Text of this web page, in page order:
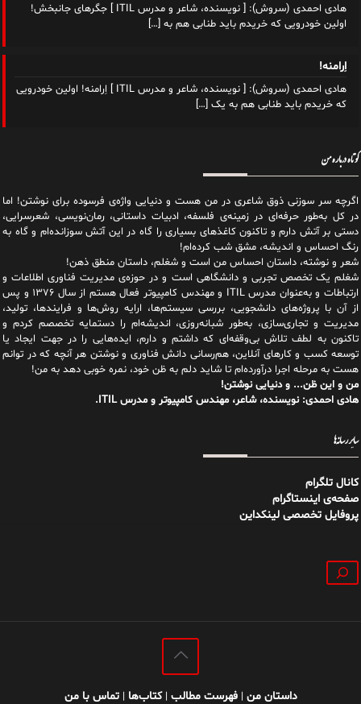
هادی احمدی (سروش): [ نویسنده، شاعر و مدرس ITIL ] جگرهای جانبخش!
اولین خودرویی که خریدم باید طنابی هم به […]
اِرامنه!
هادی احمدی (سروش): [ نویسنده، شاعر و مدرس ITIL ] اِرامنه! اولین خودرویی
که خریدم باید طنابی هم به یک […]
کوتاه درباره من
اگرچه سر سوزنی ذوق شاعری در من هست و دنیایی واژه‌‌ی فرسوده برای نوشتن! اما
در کل به‌طور حرفه‌ای در زمینه‌ی فلسفه، ادبیات داستانی، رمان‌نویسی، شعرسرایی،
دستی بر آتش دارم و تاکنون کاغذهای بسیاری را گاه در این آتش سوزانده‌ام و گاه به
رنگ احساس و اندیشه، مشق شب کرده‌ام!
شعر و نوشته، داستان احساس من است و شغلم، داستان منطق ذهن!
شغلم یک تخصص تجربی و دانشگاهی است و در حوزه‌ی مدیریت فناوری اطلاعات و
ارتباطات و به‌عنوان مدرس ITIL و مهندس کامپیوتر فعال هستم از سال ۱۳۷۶ و پس
از آن با پروژه‌های دانشجویی، بررسی سیستم‌ها، ارایه روش‌ها و فرایندها، تولید،
مدیریت و تجاری‌سازی، به‌طور شبانه‌روزی، اندیشه‌ام را دستمایه تخصصم کردم و
تاکنون به لطف تلاش بی‌وقفه‌ای که داشتم و دارم، اید‌ه‌هایی را در جهت ایجاد یا
توسعه کسب و کارهای آنلاین، هم‌رسانی دانش فناوری و نوشتن هر آنچه که در توانم
هست به مرحله اجرا درآورده‌ام تا شاید دلم به ظن خود، نمره خوبی دهد به من!
من و این ظن... و دنیایی نوشتن!
هادی احمدی: نویسنده، شاعر، مهندس کامپیوتر و مدرس ITIL.
سایر رسانه‌ها
کانال تلگرام
صفحه‌ی اینستاگرام
پروفایل تخصصی لینکداین
جستجو
داستان من |فهرست مطالب |کتاب‌ها |تماس با من